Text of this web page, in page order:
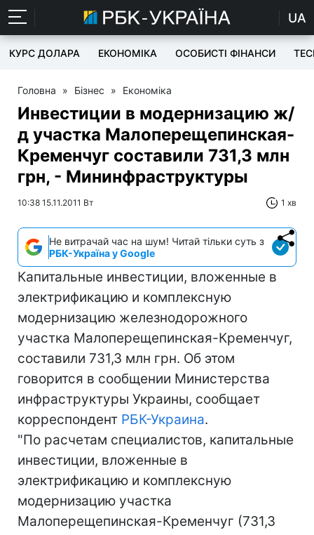
UA
КУРС ДОЛАРА ЕКОНОМІКА ОСОБИСТІ ФІНАНСИ
Головна » Бізнес » Економіка
Инвестиции в модернизацию ж/
д участка Малоперещепинская-
Кременчуг составили 731,3 млн
грн, - Мининфраструктуры
10:38 15.11.2011 Вт 1 хв
Не витрачай час на шум! Читай тільки суть з
РБК-Україна у Google
Капитальные инвестиции, вложенные в
электрификацию и комплексную
модернизацию железнодорожного
участка Малоперещепинская-Кременчуг,
составили 731,3 млн грн. Об этом
говорится в сообщении Министерства
инфраструктуры Украины, сообщает
корреспондент РБК-Украина.
"По расчетам специалистов, капитальные
инвестиции, вложенные в
электрификацию и комплексную
модернизацию участка
Малоперещепинская-Кременчуг (731,3